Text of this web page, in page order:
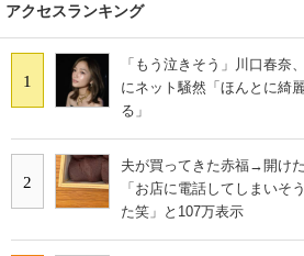
アクセスランキング
1
「もう泣きそう」川口春奈
にネット騒然「ほんとに綺
る」
2
夫が買ってきた赤福→開
「お店に電話してしまいそ
た笑」と107万表示